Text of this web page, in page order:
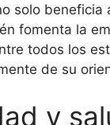
solo beneficia
fomenta la
todos los
de su
y